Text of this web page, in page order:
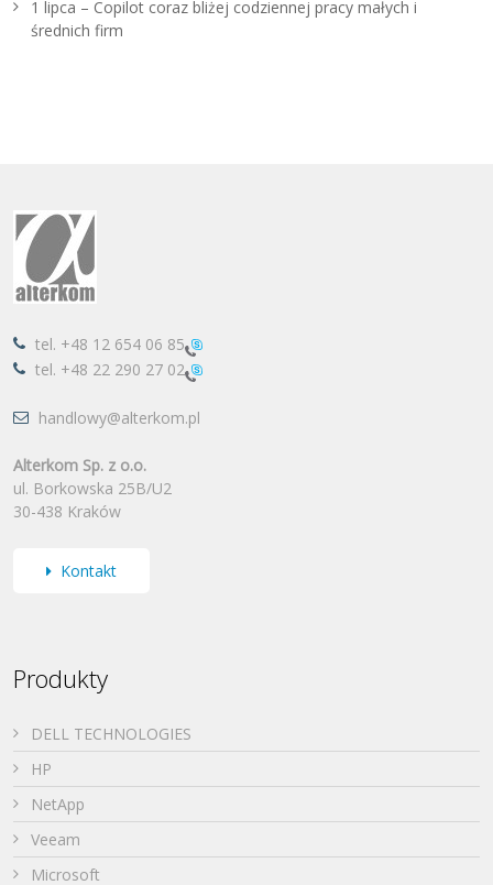
1 lipca – Copilot coraz bliżej codziennej pracy małych i
średnich firm
tel. +48 12 654 06 85
tel. +48 22 290 27 02
handlowy@alterkom.pl
Alterkom Sp. z o.o.
ul. Borkowska 25B/U2
30-438 Kraków
Kontakt
Produkty
DELL TECHNOLOGIES
HP
NetApp
Veeam
Microsoft